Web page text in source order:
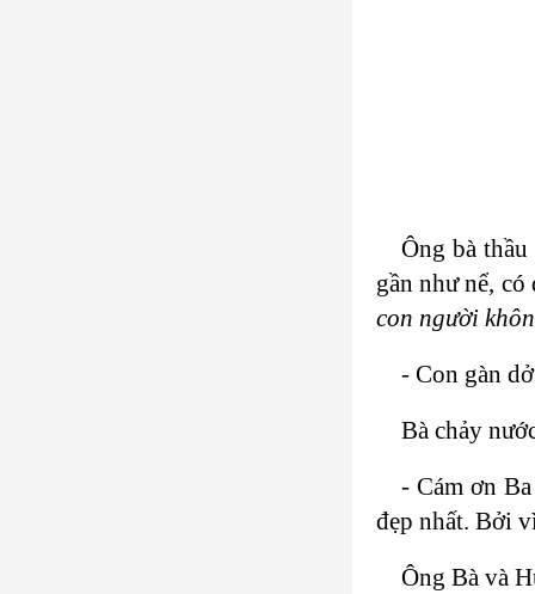
Ông bà
gần như nể,
con người
- Con gàn
Bà chảy
- Cám ơn
đẹp nhất. Bởi
Ông Bà và